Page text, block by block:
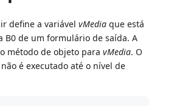
define a variávelvMedia que está
B0 de um formulário de saída. A
método de objeto paravMedia. O
é executado até o nível de